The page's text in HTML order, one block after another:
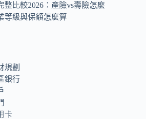
整比較2026：產險vs壽險怎麼
等級與保額怎麼算
規劃
銀行
卡